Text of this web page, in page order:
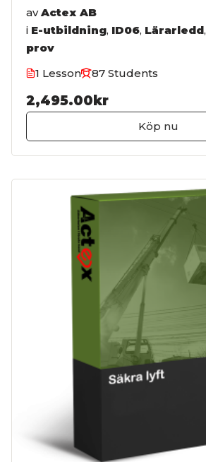
av Actex AB
i E-utbildning, ID06, Lärarledd,
prov
1 Lesson
87 Students
2,495.00kr
Köp nu